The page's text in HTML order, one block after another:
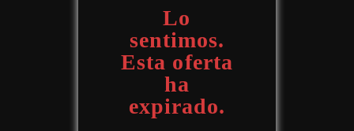
Lo
sentimos.
Esta oferta
ha
expirado.